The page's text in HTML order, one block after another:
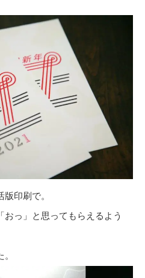
印刷で。
っ」と思ってもらえるよう